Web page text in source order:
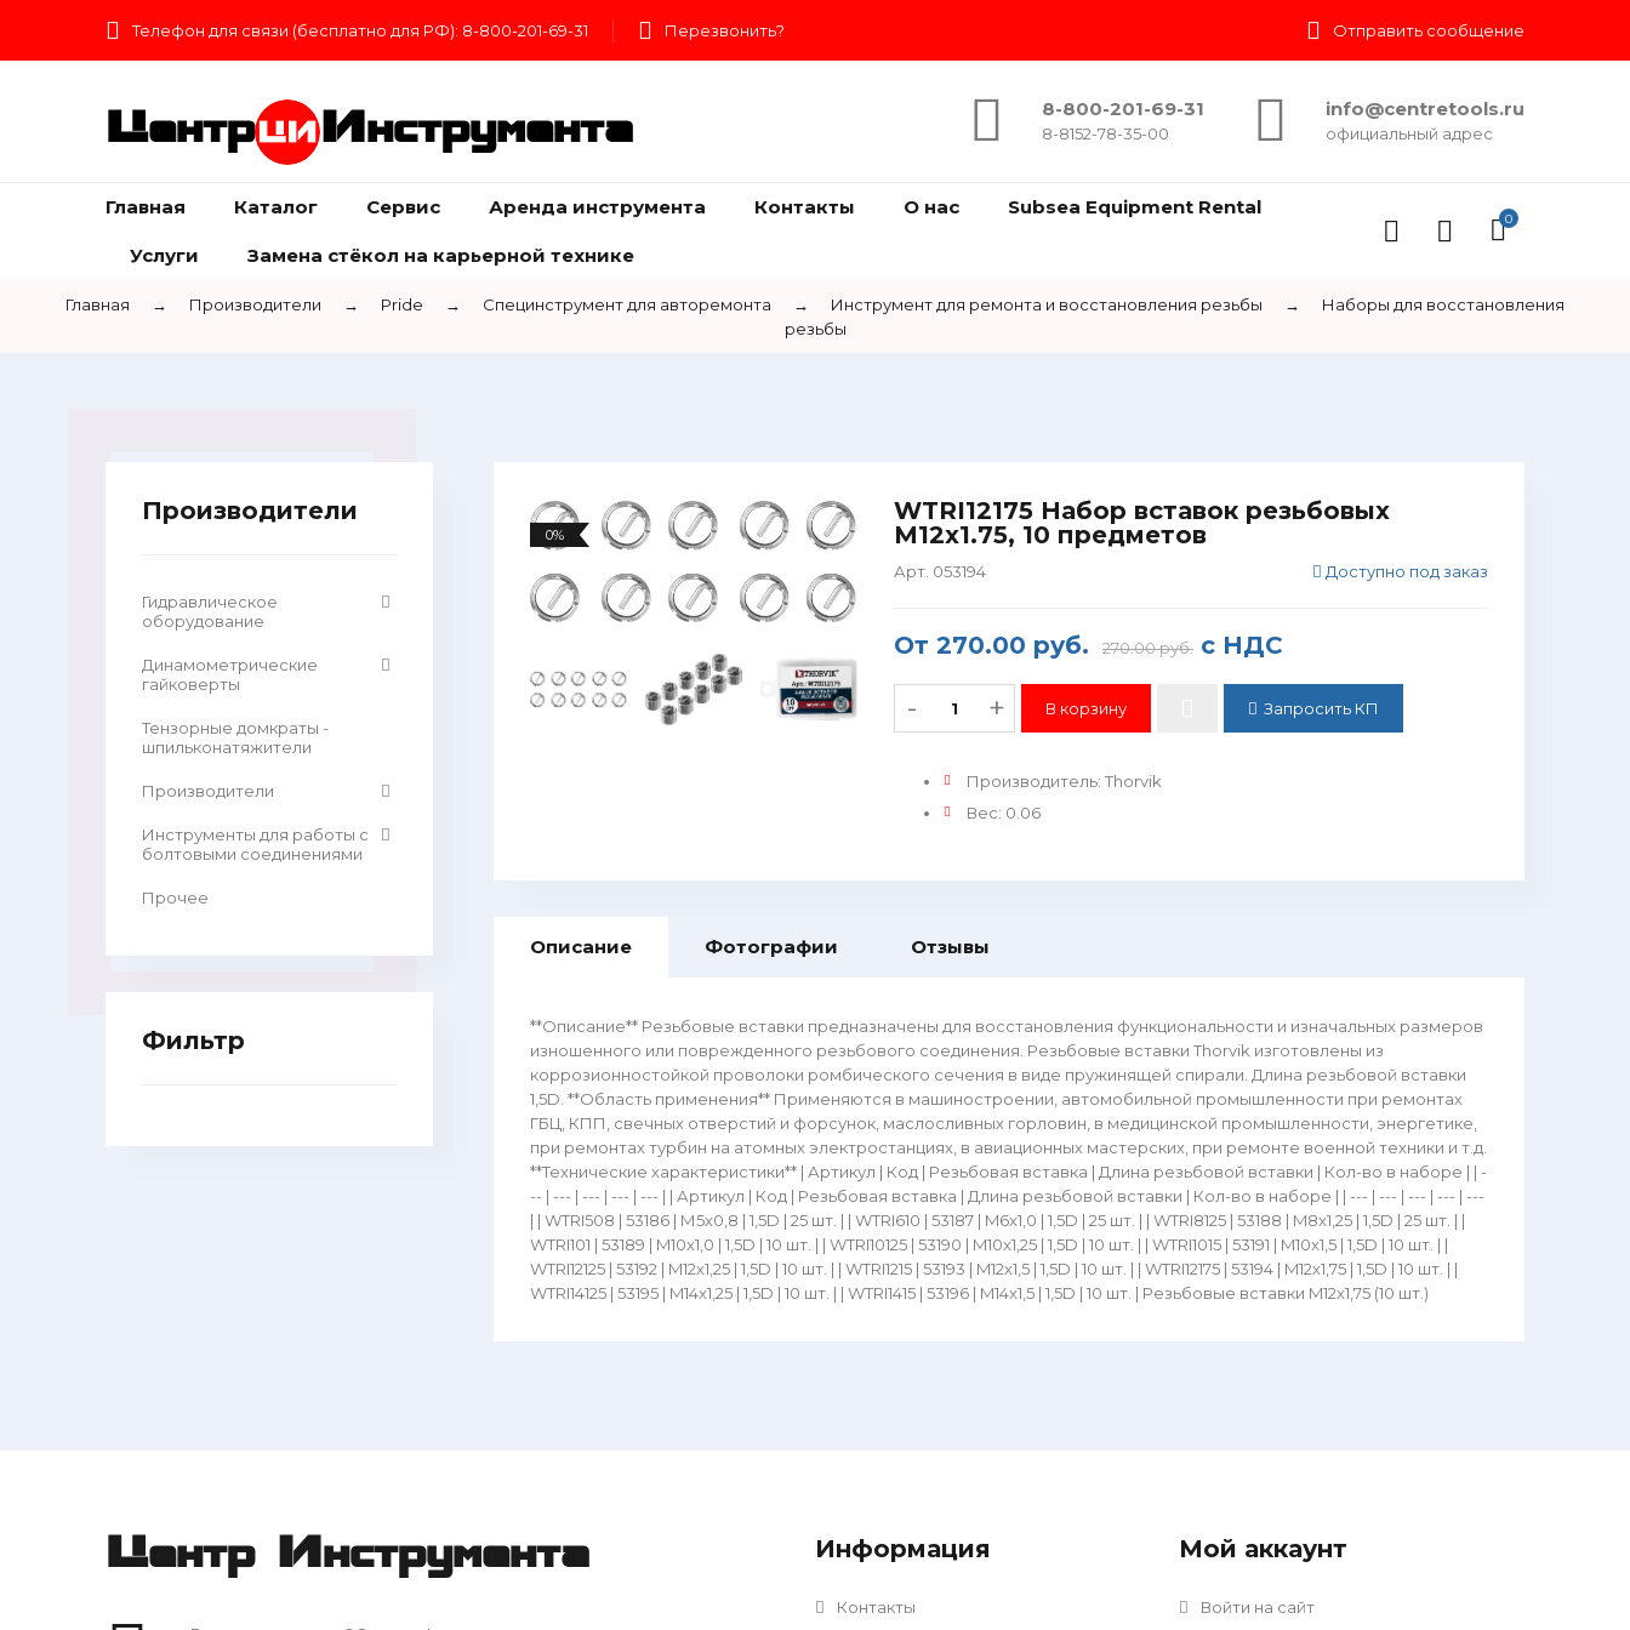
Телефон для связи (бесплатно для РФ): 8-800-201-69-31 Перезвонить? Отправить сообщение
Центр Инструмента
8-800-201-69-31
8-8152-78-35-00
info@centretools.ru
официальный адрес
Главная Каталог Сервис Аренда инструмента Контакты О нас Subsea Equipment Rental
Услуги Замена стёкол на карьерной технике
0
Главная → Производители → Pride → Специнструмент для авторемонта → Инструмент для ремонта и восстановления резьбы →
Наборы для восстановления
резьбы
0%
WTRI12175 Набор вставок резьбовых
M12x1.75, 10 предметов
Арт. 053194 Доступно под заказ
От 270.00 руб. 270.00 руб. с НДС
- + Запросить КП
Производитель: Thorvik
Вес: 0.06
Описание Фотографии Отзывы
**Описание** Резьбовые вставки предназначены для восстановления функциональности и изначальных размеров
изношенного или поврежденного резьбового соединения. Резьбовые вставки Thorvik изготовлены из
коррозионностойкой проволоки ромбического сечения в виде пружинящей спирали. Длина резьбовой вставки
1,5D. **Область применения** Применяются в машиностроении, автомобильной промышленности при ремонтах
ГБЦ, КПП, свечных отверстий и форсунок, маслосливных горловин, в медицинской промышленности, энергетике,
при ремонтах турбин на атомных электростанциях, в авиационных мастерских, при ремонте военной техники и т.д.
**Технические характеристики** | Артикул | Код | Резьбовая вставка | Длина резьбовой вставки | Кол-во в наборе | | -
-- | --- | --- | --- | --- | | Артикул | Код | Резьбовая вставка | Длина резьбовой вставки | Кол-во в наборе | | --- | --- | --- | --- | ---
| | WTRI508 | 53186 | М5х0,8 | 1,5D | 25 шт. | | WTRI610 | 53187 | M6x1,0 | 1,5D | 25 шт. | | WTRI8125 | 53188 | M8x1,25 | 1,5D | 25 шт. | |
WTRI101 | 53189 | M10x1,0 | 1,5D | 10 шт. | | WTRI10125 | 53190 | M10x1,25 | 1,5D | 10 шт. | | WTRI1015 | 53191 | M10x1,5 | 1,5D | 10 шт. | |
WTRI12125 | 53192 | M12x1,25 | 1,5D | 10 шт. | | WTRI1215 | 53193 | M12x1,5 | 1,5D | 10 шт. | | WTRI12175 | 53194 | M12x1,75 | 1,5D | 10 шт. | |
WTRI14125 | 53195 | M14x1,25 | 1,5D | 10 шт. | | WTRI1415 | 53196 | M14x1,5 | 1,5D | 10 шт. | Резьбовые вставки M12x1,75 (10 шт.)
Производители
Гидравлическое
оборудование
Динамометрические
гайковерты
Тензорные домкраты -
шпильконатяжители
Производители
Инструменты для работы с
болтовыми соединениями
Прочее
Фильтр
Центр Инструмента Информация
Контакты
Мой аккаунт
Войти на сайт